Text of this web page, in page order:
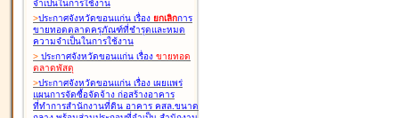
จำเป็นในการใช้งาน
>ประกาศจังหวัดขอนแก่น เรื่อง ยกเลิกการ
ขายทอดตลาดครุภัณฑ์ที่ชำรุดและหมด
ความจำเป็นในการใช้งาน
> ประกาศจังหวัดขอนแก่น เรื่อง ขายทอด
ตลาดพัสดุ
>ประกาศจังหวัดขอนแก่น เรื่อง เผยแพร่
แผนการจัดซื้อจัดจ้าง ก่อสร้างอาคาร
ที่ทำการสำนักงานที่ดิน อาคาร คสล.ขนาด